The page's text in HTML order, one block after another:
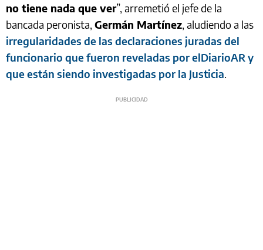
no tiene nada que ver”, arremetió el jefe de la
bancada peronista, Germán Martínez, aludiendo a las
irregularidades de las declaraciones juradas del
funcionario que fueron reveladas por elDiarioAR y
que están siendo investigadas por la Justicia.